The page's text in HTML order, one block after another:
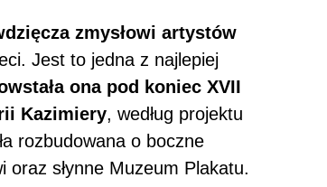
zmysłowi artystów
Jest to jedna z najlepiej
ona pod koniec XVII
Kazimiery, według projektu
rozbudowana o boczne
oraz słynne Muzeum Plakatu.